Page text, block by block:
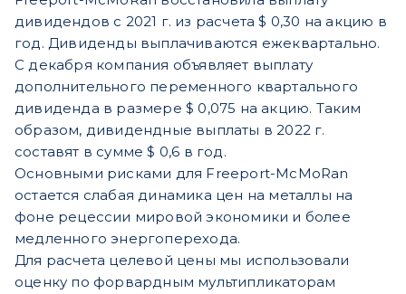
дивидендов с 2021 г. из расчета $ 0,30 на акцию в
год. Дивиденды выплачиваются ежеквартально.
С декабря компания объявляет выплату
дополнительного переменного квартального
дивиденда в размере $ 0,075 на акцию. Таким
образом, дивидендные выплаты в 2022 г.
составят в сумме $ 0,6 в год.
Основными рисками для Freeport-McMoRan
остается слабая динамика цен на металлы на
фоне рецессии мировой экономики и более
медленного энергоперехода.
Для расчета целевой цены мы использовали
оценку по форвардным мультипликаторам